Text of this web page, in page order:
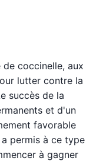
de coccinelle, aux
lutter contre la
succès de la
et d'un
favorable
permis à ce type
à gagner